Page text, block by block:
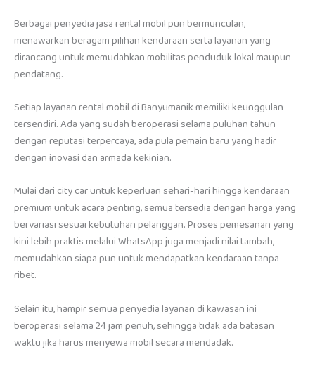
Berbagai penyedia jasa rental mobil pun bermunculan,
menawarkan beragam pilihan kendaraan serta layanan yang
dirancang untuk memudahkan mobilitas penduduk lokal maupun
pendatang.
Setiap layanan rental mobil di Banyumanik memiliki keunggulan
tersendiri. Ada yang sudah beroperasi selama puluhan tahun
dengan reputasi terpercaya, ada pula pemain baru yang hadir
dengan inovasi dan armada kekinian.
Mulai dari city car untuk keperluan sehari-hari hingga kendaraan
premium untuk acara penting, semua tersedia dengan harga yang
bervariasi sesuai kebutuhan pelanggan. Proses pemesanan yang
kini lebih praktis melalui WhatsApp juga menjadi nilai tambah,
memudahkan siapa pun untuk mendapatkan kendaraan tanpa
ribet.
Selain itu, hampir semua penyedia layanan di kawasan ini
beroperasi selama 24 jam penuh, sehingga tidak ada batasan
waktu jika harus menyewa mobil secara mendadak.